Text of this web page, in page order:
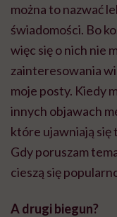
można to nazwać
świadomości. Bo
więc się o nich nie
zainteresowania
moje posty. Kiedy
innych objawach
które ujawniają się
Gdy poruszam
cieszą się
A drugi biegun?